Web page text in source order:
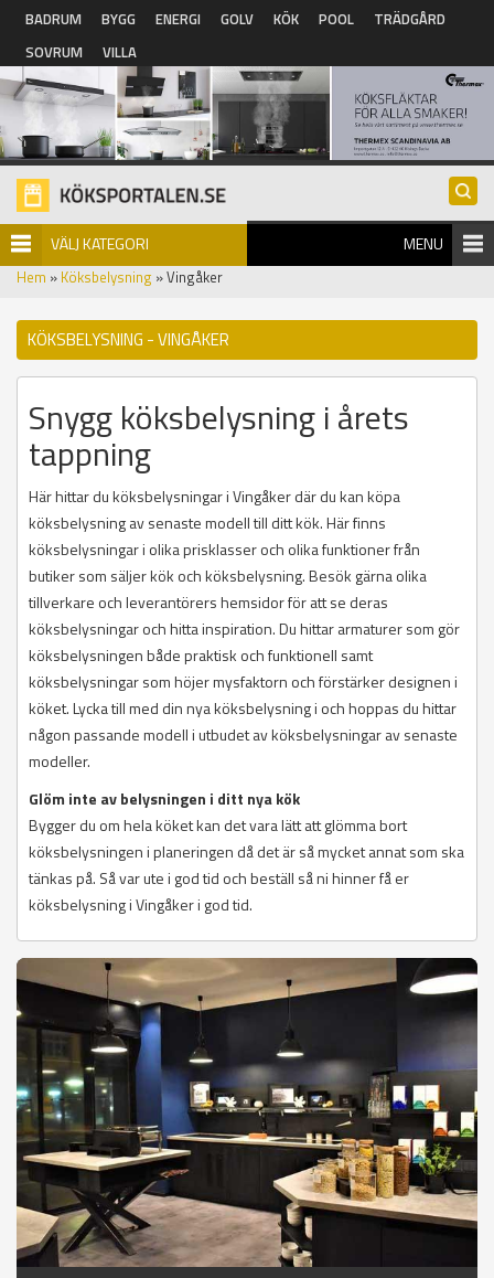
Hoppa till huvudinnehåll
BADRUM BYGG ENERGI GOLV KÖK POOL
TRÄDGÅRD
SOVRUM
VILLA
VÄLJ KATEGORI MENU
Hem » Köksbelysning » Vingåker
KÖKSBELYSNING - VINGÅKER
Snygg köksbelysning i årets
tappning
Här hittar du köksbelysningar i Vingåker där du kan köpa
köksbelysning av senaste modell till ditt kök. Här finns
köksbelysningar i olika prisklasser och olika funktioner från
butiker som säljer kök och köksbelysning. Besök gärna olika
tillverkare och leverantörers hemsidor för att se deras
köksbelysningar och hitta inspiration. Du hittar armaturer som gör
köksbelysningen både praktisk och funktionell samt
köksbelysningar som höjer mysfaktorn och förstärker designen i
köket. Lycka till med din nya köksbelysning i och hoppas du hittar
någon passande modell i utbudet av köksbelysningar av senaste
modeller.
Glöm inte av belysningen i ditt nya kök
Bygger du om hela köket kan det vara lätt att glömma bort
köksbelysningen i planeringen då det är så mycket annat som ska
tänkas på. Så var ute i god tid och beställ så ni hinner få er
köksbelysning i Vingåker i god tid.